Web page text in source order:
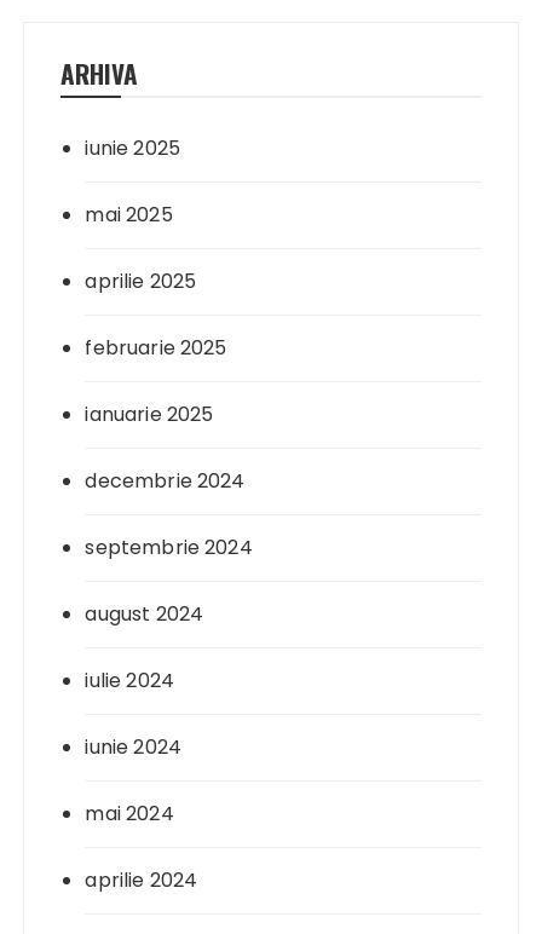
ARHIVA
iunie 2025
mai 2025
aprilie 2025
februarie 2025
ianuarie 2025
decembrie 2024
septembrie 2024
august 2024
iulie 2024
iunie 2024
mai 2024
aprilie 2024